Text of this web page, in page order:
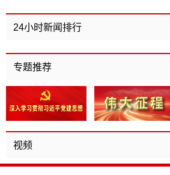
24小时新闻排行
专题推荐
视频